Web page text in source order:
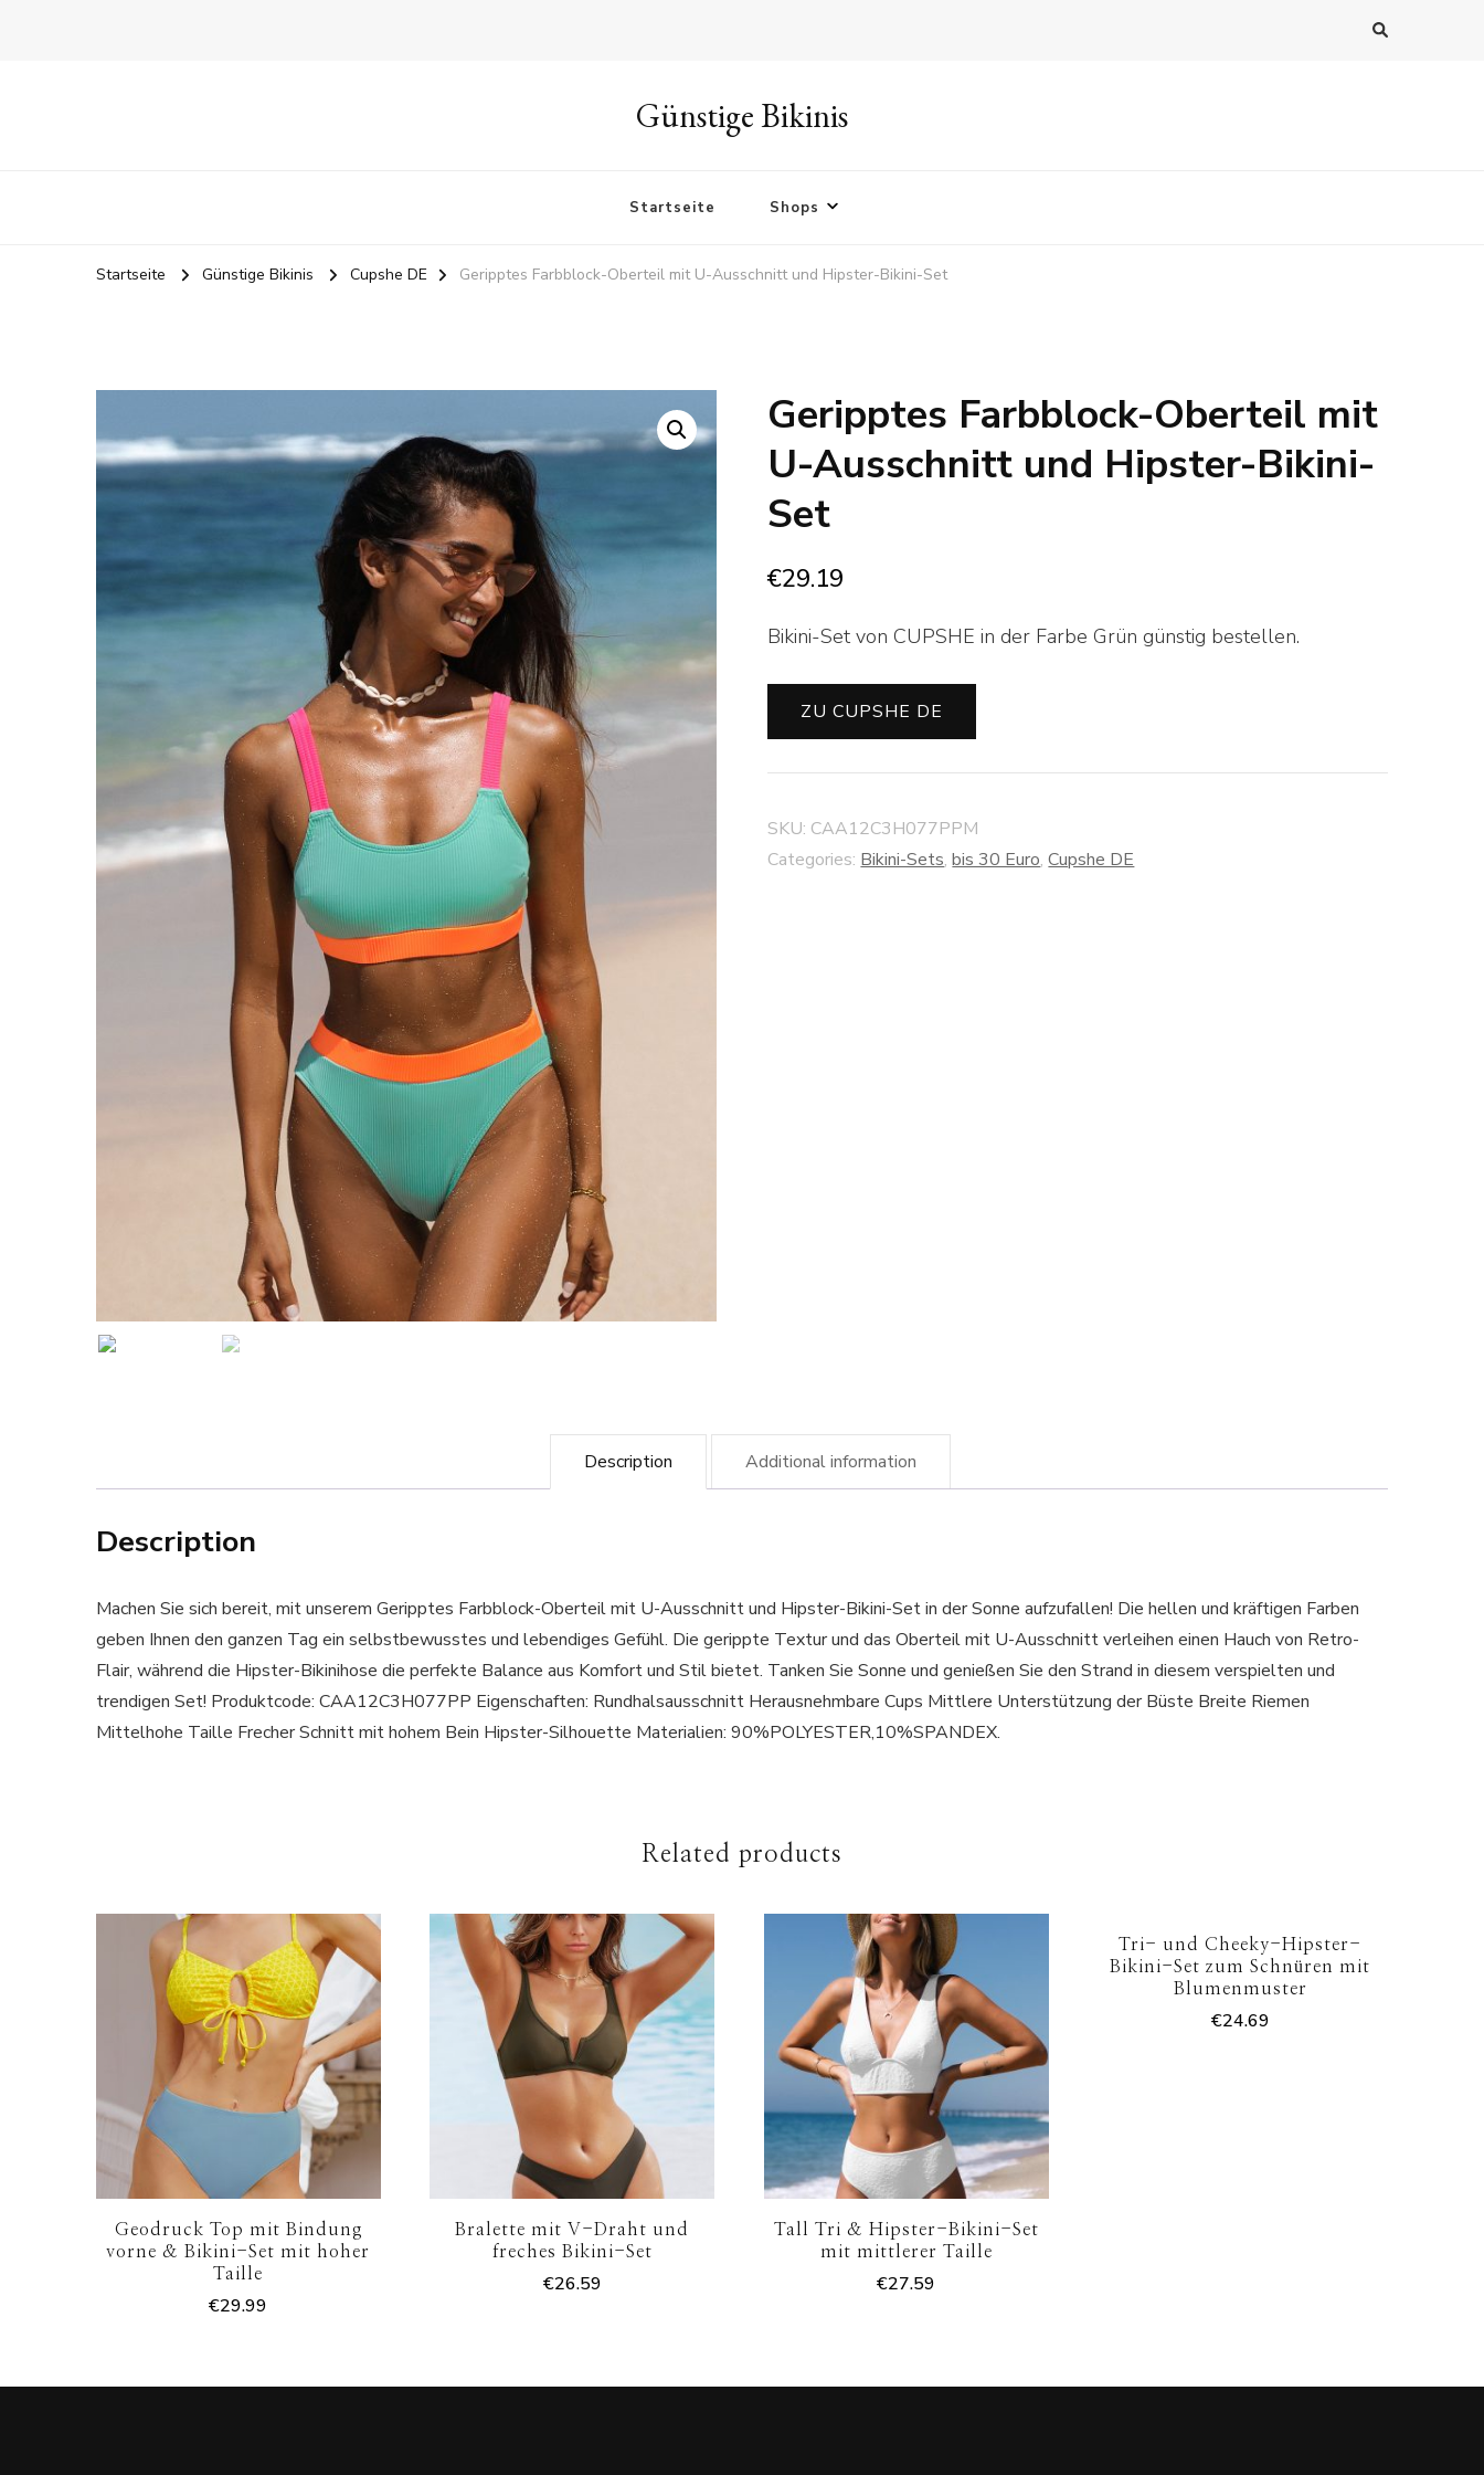
Günstige Bikinis
Startseite Shops
Startseite Günstige Bikinis Cupshe DE Geripptes Farbblock-Oberteil mit U-Ausschnitt und Hipster-Bikini-Set
🔍
Geripptes Farbblock-Oberteil mit
U-Ausschnitt und Hipster-Bikini-
Set
€29.19
Bikini-Set von CUPSHE in der Farbe Grün günstig bestellen.
ZU CUPSHE DE
SKU: CAA12C3H077PPM
Categories: Bikini-Sets,bis 30 Euro,Cupshe DE
Description Additional information
Description
Machen Sie sich bereit, mit unserem Geripptes Farbblock-Oberteil mit U-Ausschnitt und Hipster-Bikini-Set in der Sonne aufzufallen! Die hellen und kräftigen Farben
geben Ihnen den ganzen Tag ein selbstbewusstes und lebendiges Gefühl. Die gerippte Textur und das Oberteil mit U-Ausschnitt verleihen einen Hauch von Retro-
Flair, während die Hipster-Bikinihose die perfekte Balance aus Komfort und Stil bietet. Tanken Sie Sonne und genießen Sie den Strand in diesem verspielten und
trendigen Set! Produktcode: CAA12C3H077PP Eigenschaften: Rundhalsausschnitt Herausnehmbare Cups Mittlere Unterstützung der Büste Breite Riemen
Mittelhohe Taille Frecher Schnitt mit hohem Bein Hipster-Silhouette Materialien: 90%POLYESTER,10%SPANDEX.
Related products
Geodruck Top mit Bindung
vorne & Bikini-Set mit hoher
Taille
€29.99
Bralette mit V-Draht und
freches Bikini-Set
€26.59
Tall Tri & Hipster-Bikini-Set
mit mittlerer Taille
€27.59
Tri- und Cheeky-Hipster-
Bikini-Set zum Schnüren mit
Blumenmuster
€24.69